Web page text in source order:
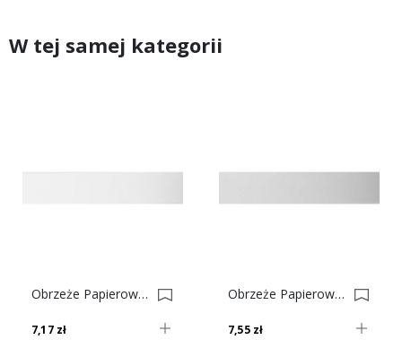
W tej samej kategorii
Obrzeże Papierowe Z Klejem Białe Gładkie Nr 1a 0001591-0001615
7,17 zł
Obrzeże Papierowe Z Klejem Popiel Nr 10 0001596-0001620
7,55 zł